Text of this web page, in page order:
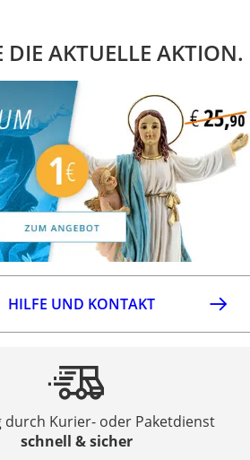
DIE AKTUELLE AKTION.
HILFE UND KONTAKT
durch Kurier- oder Paketdienst
schnell & sicher